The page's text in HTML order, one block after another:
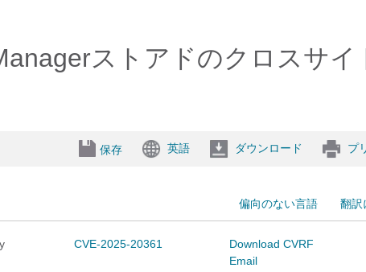
ストアドのクロスサ
保存 英語 ダウンロード プ
偏向のない言語
翻訳
CVE-2025-20361
Download CVRF
Email